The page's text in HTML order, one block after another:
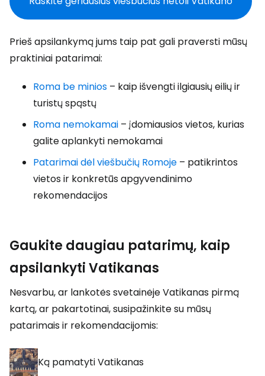
Prieš apsilankymą jums taip pat gali praversti mūsų
praktiniai patarimai:
Roma be minios – kaip išvengti ilgiausių eilių ir
turistų spąstų
Roma nemokamai – įdomiausios vietos, kurias
galite aplankyti nemokamai
Patarimai dėl viešbučių Romoje – patikrintos
vietos ir konkretūs apgyvendinimo
rekomendacijos
Gaukite daugiau patarimų, kaip
apsilankyti Vatikanas
Nesvarbu, ar lankotės svetainėje Vatikanas pirmą
kartą, ar pakartotinai, susipažinkite su mūsų
patarimais ir rekomendacijomis:
Ką pamatyti Vatikanas